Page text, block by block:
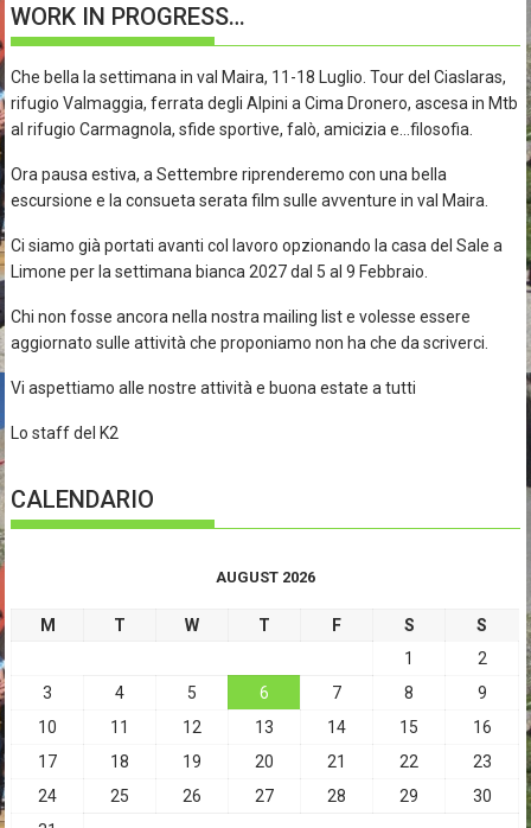
WORK IN PROGRESS…
Che bella la settimana in val Maira, 11-18 Luglio. Tour del Ciaslaras,
rifugio Valmaggia, ferrata degli Alpini a Cima Dronero, ascesa in Mtb
al rifugio Carmagnola, sfide sportive, falò, amicizia e…filosofia.
Ora pausa estiva, a Settembre riprenderemo con una bella
escursione e la consueta serata film sulle avventure in val Maira.
Ci siamo già portati avanti col lavoro opzionando la casa del Sale a
Limone per la settimana bianca 2027 dal 5 al 9 Febbraio.
Chi non fosse ancora nella nostra mailing list e volesse essere
aggiornato sulle attività che proponiamo non ha che da scriverci.
Vi aspettiamo alle nostre attività e buona estate a tutti
Lo staff del K2
CALENDARIO
AUGUST 2026
M T W T F S
S
1
2
3
4 5 6 7 8
9
10
11 12 13 14 15
16
17
18 19 20 21 22
23
24
25 26 27 28 29
30